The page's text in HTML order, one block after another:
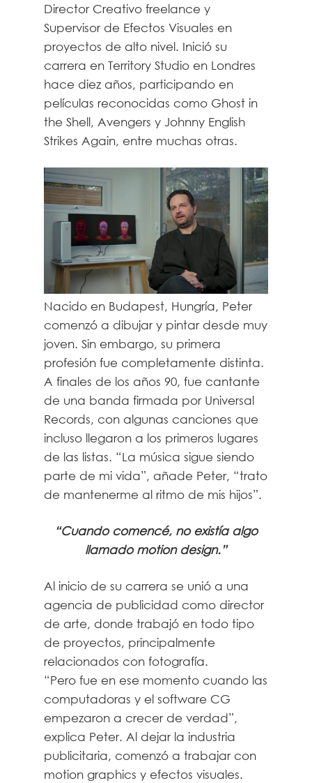
Director Creativo freelance y
Supervisor de Efectos Visuales en
proyectos de alto nivel. Inició su
carrera en Territory Studio en Londres
hace diez años, participando en
películas reconocidas como Ghost in
the Shell, Avengers y Johnny English
Strikes Again, entre muchas otras.
Nacido en Budapest, Hungría, Peter
comenzó a dibujar y pintar desde muy
joven. Sin embargo, su primera
profesión fue completamente distinta.
A finales de los años 90, fue cantante
de una banda firmada por Universal
Records, con algunas canciones que
incluso llegaron a los primeros lugares
de las listas. “La música sigue siendo
parte de mi vida”, añade Peter, “trato
de mantenerme al ritmo de mis hijos”.
“Cuando comencé, no existía algo
llamado motion design.”
Al inicio de su carrera se unió a una
agencia de publicidad como director
de arte, donde trabajó en todo tipo
de proyectos, principalmente
relacionados con fotografía.
“Pero fue en ese momento cuando las
computadoras y el software CG
empezaron a crecer de verdad”,
explica Peter. Al dejar la industria
publicitaria, comenzó a trabajar con
motion graphics y efectos visuales.